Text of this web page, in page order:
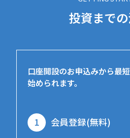
投資まで
口座開設のお申込みから最
始められます。
1 会員登録(無料)